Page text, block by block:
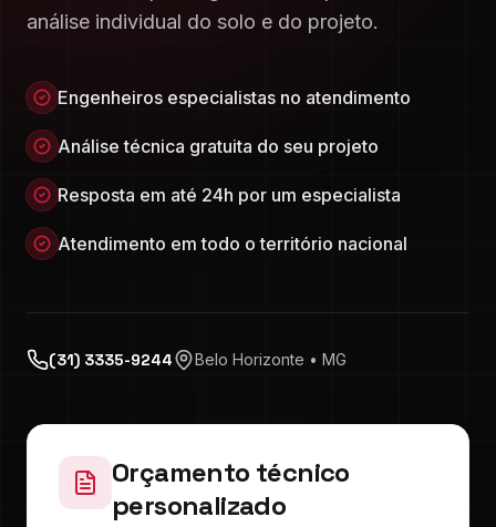
análise individual do solo e do projeto.
Engenheiros especialistas no atendimento
Análise técnica gratuita do seu projeto
Resposta em até 24h por um especialista
Atendimento em todo o território nacional
(31) 3335-9244 Belo Horizonte • MG
Orçamento técnico
personalizado